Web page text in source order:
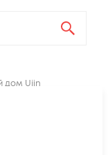
дом Ujin